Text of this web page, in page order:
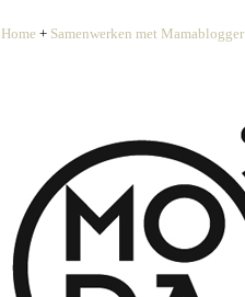
Home + Samenwerken met Mamablogger